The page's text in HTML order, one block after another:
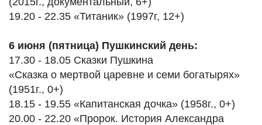
19.20 - 22.35 «Титаник» (1997г, 12+)
6 июня (пятница) Пушкинский день:
17.30 - 18.05 Сказки Пушкина
«Сказка о мертвой царевне и семи богатырях»
(1951г., 0+)
18.15 - 19.55 «Капитанская дочка» (1958г., 0+)
20.00 - 22.20 «Пророк. История Александра